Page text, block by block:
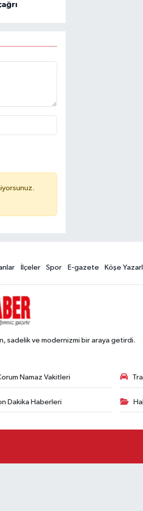
İlçeler Spor E-gazete Köşe
sadelik ve modernizmi bir araya getirdi.
Namaz Vakitleri
Dakika Haberleri